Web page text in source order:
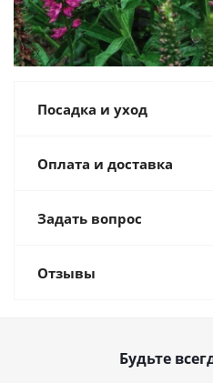
Посадка и уход
Оплата и доставка
Задать вопрос
Отзывы
Будьте